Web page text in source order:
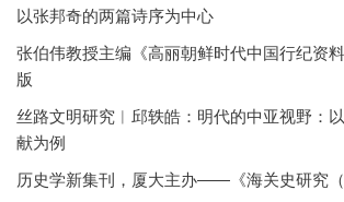
以张邦奇的两篇诗序为中心
张伯伟教授主编《高丽朝鲜时代中国行纪资
版
丝路文明研究︱邱轶皓：明代的中亚视野：
献为例
历史学新集刊，厦大主办——《海关史研究